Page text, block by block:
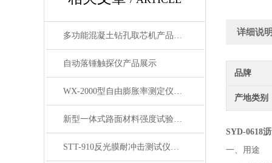
多功能混凝土钻孔取芯机产品展示
自动落锤触探仪产品展示
WX-2000型自由膨胀率测定仪产品展示
新型一体式路面材料强度试验机产品展示
STT-910反光膜耐冲击测试仪产品展示
详细说
品牌
产地类别
SYD-0618
一、用途